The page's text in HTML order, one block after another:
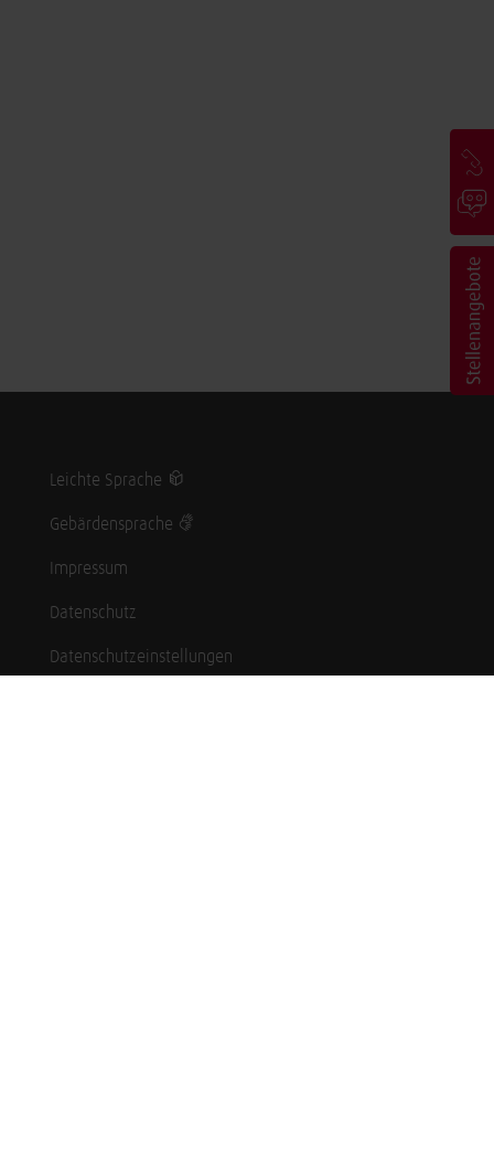
Leichte Sprache
Gebärdensprache
Impressum
Datenschutz
Datenschutzeinstellungen